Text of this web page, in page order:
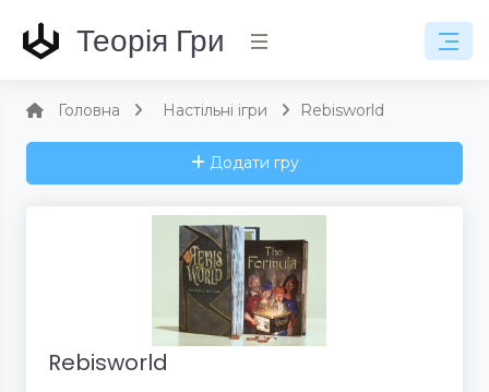
Теорія Гри
Головна Настільні ігри Rebisworld
Додати гру
Rebisworld